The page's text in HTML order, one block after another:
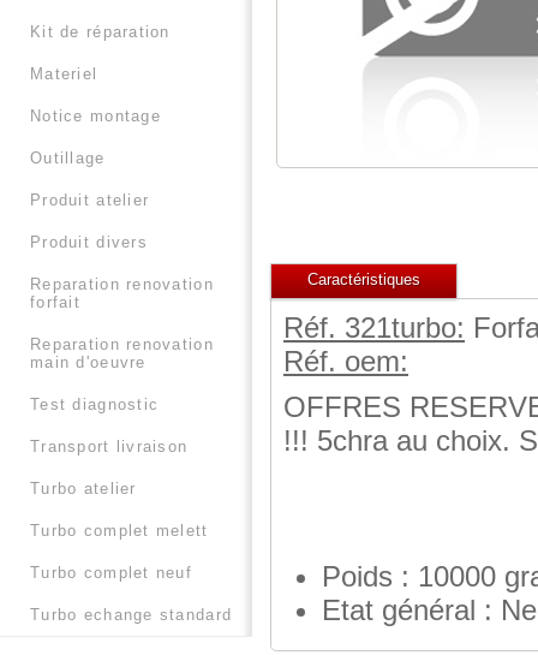
Caractéristiques
Réf. 321turbo:
Réf. oem:
OFFRES
!!! 5chra au choix.
Poids : 10000
Etat général :
kit de réparation
materiel
notice montage
outillage
produit atelier
produit divers
reparation renovation
forfait
reparation renovation
main d'oeuvre
test diagnostic
transport livraison
turbo atelier
turbo complet melett
turbo complet neuf
turbo echange standard